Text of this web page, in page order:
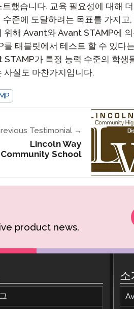
로 STAMP 그룹 로스터링
했습니다. 교육 필요성에 대해 더
준에 도달하려는 목표를 가지고,
위해 Avant와 Avant STAMP에
태블릿에서 테스트 할 수 있다
가 특정 능력 수준의 학생
사실도 마찬가지입니다.
Testimonial →
Lincoln Way
Community School
product news.
소